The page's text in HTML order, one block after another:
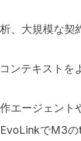
、大規模な契
ンテキストを
エージェント
でM3の